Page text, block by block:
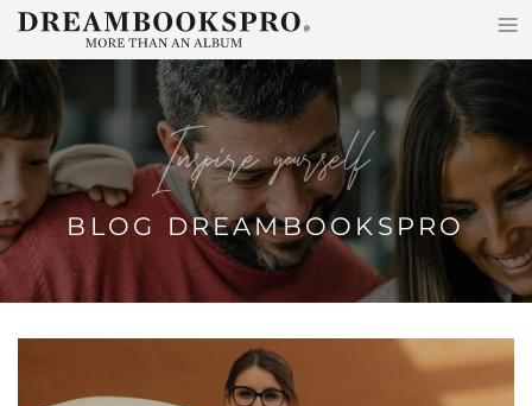
Accéder au contenu principal
Inspire yourself
BLOG DREAMBOOKSPRO
≡